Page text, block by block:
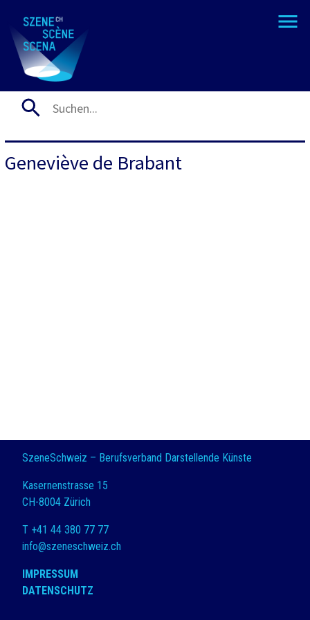
Geneviève de Brabant
SzeneSchweiz – Berufsverband Darstellende Künste
Kasernenstrasse 15
CH-8004 Zürich
T +41 44 380 77 77
info@szeneschweiz.ch
IMPRESSUM
DATENSCHUTZ